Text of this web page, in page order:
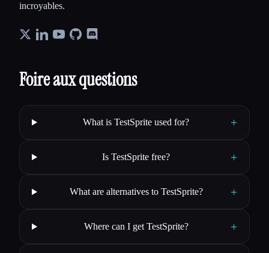
incroyables.
Foire aux questions
What is TestSprite used for? +
Is TestSprite free? +
What are alternatives to TestSprite? +
Where can I get TestSprite? +